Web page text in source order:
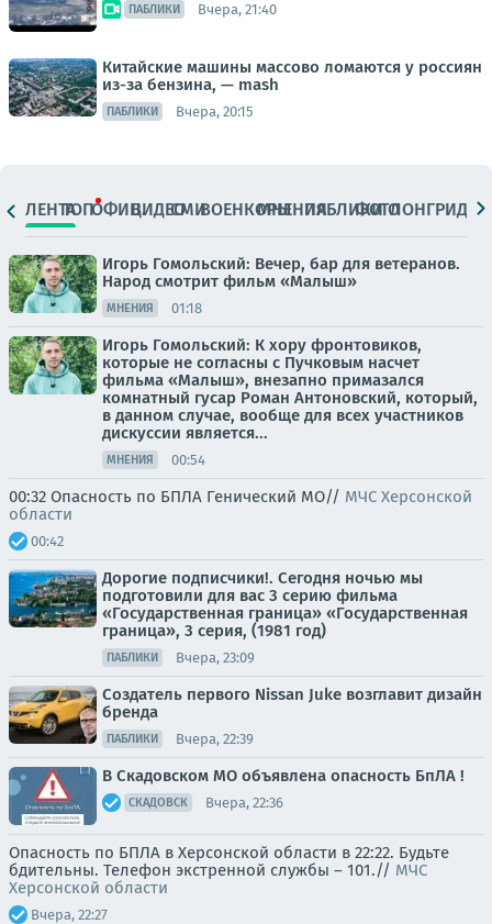
ПАБЛИКИ Вчера, 21:40
Китайские машины массово ломаются у россиян
из-за бензина, — mash
ПАБЛИКИ Вчера, 20:15
ЛЕНТАТОПОФИЦ.ВИДЕОСМИВОЕНКОРЫМНЕНИЯПАБЛИКИ
ФОТОЛОНГРИДЫ
Игорь Гомольский: Вечер, бар для ветеранов.
Народ смотрит фильм «Малыш»
МНЕНИЯ 01:18
Игорь Гомольский: К хору фронтовиков,
которые не согласны с Пучковым насчет
фильма «Малыш», внезапно примазался
комнатный гусар Роман Антоновский, который,
в данном случае, вообще для всех участников
дискуссии является...
МНЕНИЯ 00:54
00:32 Опасность по БПЛА Генический МО// МЧС Херсонской
области
00:42
Дорогие подписчики!. Сегодня ночью мы
подготовили для вас 3 серию фильма
«Государственная граница» «Государственная
граница», 3 серия, (1981 год)
ПАБЛИКИ Вчера, 23:09
Создатель первого Nissan Juke возглавит дизайн
бренда
ПАБЛИКИ Вчера, 22:39
В Скадовском МО объявлена опасность БпЛА !
СКАДОВСК Вчера, 22:36
Опасность по БПЛА в Херсонской области в 22:22. Будьте
бдительны. Телефон экстренной службы – 101.// МЧС
Херсонской области
Вчера, 22:27